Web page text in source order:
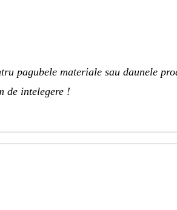
pagubele materiale sau daunele
de intelegere !